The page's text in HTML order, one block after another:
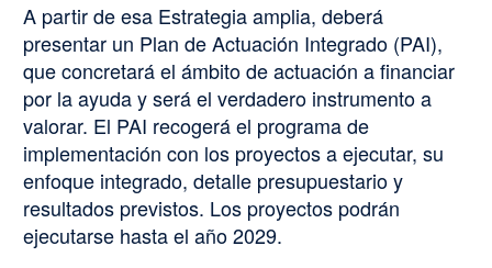
A partir de esa Estrategia amplia, deberá
presentar un Plan de Actuación Integrado (PAI),
que concretará el ámbito de actuación a financiar
por la ayuda y será el verdadero instrumento a
valorar. El PAI recogerá el programa de
implementación con los proyectos a ejecutar, su
enfoque integrado, detalle presupuestario y
resultados previstos. Los proyectos podrán
ejecutarse hasta el año 2029.